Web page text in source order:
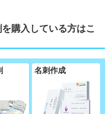
購入している方はこ
名刺作成